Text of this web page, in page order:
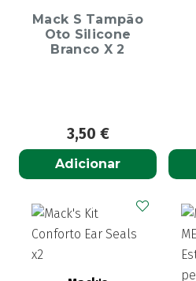
Mack S Tampão
Oto Silicone
Branco X 2
3,50 €
Adicionar